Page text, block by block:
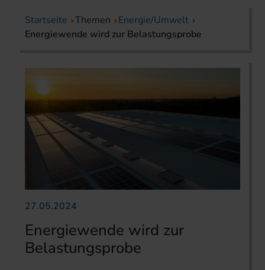
Startseite Themen
Energie/Umwelt
Energiewende wird zur Belastungsprobe
27.05.2024
Energiewende wird zur
Belastungsprobe